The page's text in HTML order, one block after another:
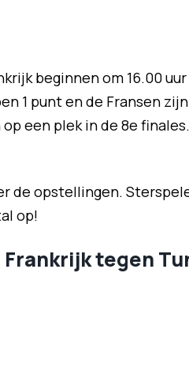
beginnen om 16.00
1 punt en de Fransen
een plek in de 8e
de opstellingen.
op!
tegen